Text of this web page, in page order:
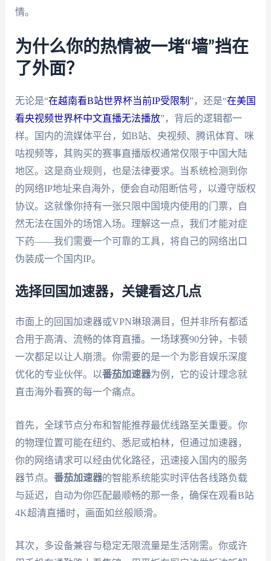
情。
为什么你的热情被一堵“墙”挡在
了外面？
无论是“在越南看B站世界杯当前IP受限制 ”，还是“在美国
看央视频世界杯中文直播无法播放”，背后的逻辑都一
样。国内的流媒体平台，如B站、央视频、腾讯体育、咪
咕视频等，其购买的赛事直播版权通常仅限于中国大陆
地区。这是商业规则，也是法律要求。当系统检测到你
的网络IP地址来自海外，便会自动阻断信号，以遵守版权
协议。这就像你持有一张只限中国境内使用的门票，自
然无法在国外的场馆入场。理解这一点，我们才能对症
下药——我们需要一个可靠的工具，将自己的网络出口
伪装成一个国内IP。
选择回国加速器，关键看这几点
市面上的回国加速器或VPN琳琅满目，但并非所有都适
合用于高清、流畅的体育直播。一场球赛90分钟，卡顿
一次都足以让人崩溃。你需要的是一个为影音娱乐深度
优化的专业伙伴。以番茄加速器为例，它的设计理念就
直击海外看赛的每一个痛点。
首先，全球节点分布和智能推荐最优线路至关重要。你
的物理位置可能在纽约、悉尼或柏林，但通过加速器，
你的网络请求可以经由优化路径，迅速接入国内的服务
器节点。 番茄加速器的智能系统能实时评估各线路负载
与延迟，自动为你匹配最顺畅的那一条，确保在观看B站
4K超清直播时，画面如丝般顺滑。
其次，多设备兼容与稳定无限流量是生活刚需。你或许